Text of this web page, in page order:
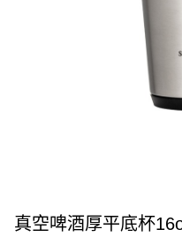
真空啤酒厚平底杯